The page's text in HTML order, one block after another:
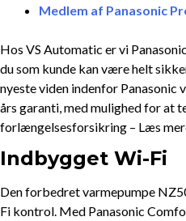
Medlem af Panasonic
Hos VS Automatic er vi
du som kunde kan være helt
nyeste viden indenfor Panasonic
års garanti, med mulighed for at
forlængelsesforsikring – Læs
Indbygget Wi-Fi
Den forbedret varmepumpe
Fi kontrol. Med Panasonic